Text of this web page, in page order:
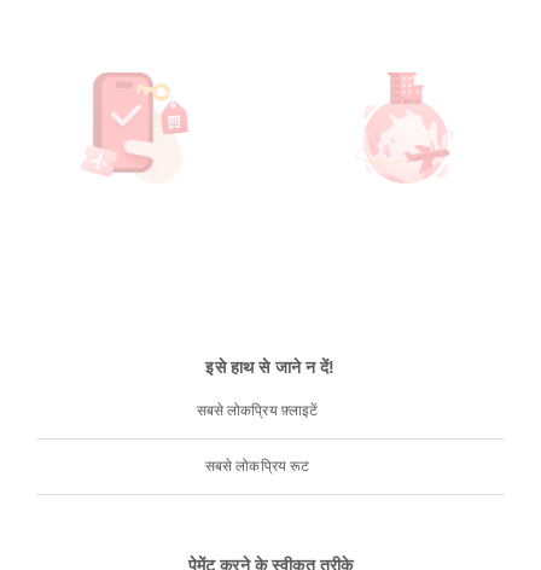
इसे हाथ से जाने न दें!
सबसे लोकप्रिय फ़्लाइटें
सबसे लोकप्रिय रूट
पेमेंट करने के स्वीकृत तरीके